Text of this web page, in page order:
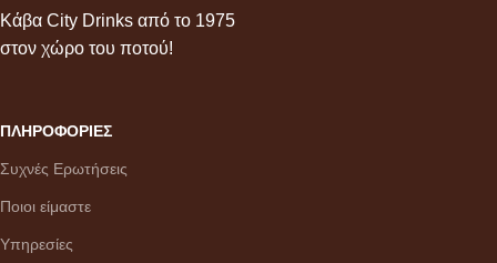
Κάβα City Drinks από το 1975
στον χώρο του ποτού!
ΠΛΗΡΟΦΟΡΙΕΣ
Συχνές Ερωτήσεις
Ποιοι είμαστε
Υπηρεσίες